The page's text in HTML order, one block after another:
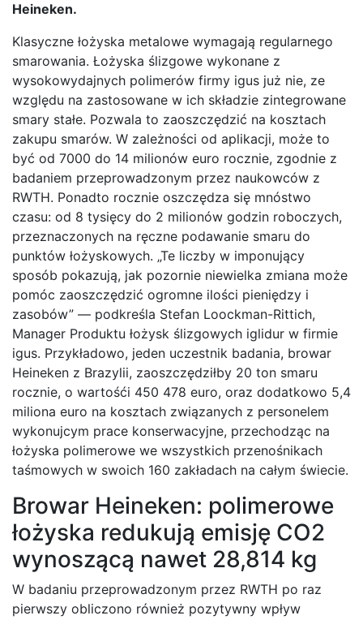
Heineken.
Klasyczne łożyska metalowe wymagają regularnego
smarowania. Łożyska ślizgowe wykonane z
wysokowydajnych polimerów firmy igus już nie, ze
względu na zastosowane w ich składzie zintegrowane
smary stałe. Pozwala to zaoszczędzić na kosztach
zakupu smarów. W zależności od aplikacji, może to
być od 7000 do 14 milionów euro rocznie, zgodnie z
badaniem przeprowadzonym przez naukowców z
RWTH. Ponadto rocznie oszczędza się mnóstwo
czasu: od 8 tysięcy do 2 milionów godzin roboczych,
przeznaczonych na ręczne podawanie smaru do
punktów łożyskowych. „Te liczby w imponujący
sposób pokazują, jak pozornie niewielka zmiana może
pomóc zaoszczędzić ogromne ilości pieniędzy i
zasobów” — podkreśla Stefan Loockman-Rittich,
Manager Produktu łożysk ślizgowych iglidur w firmie
igus. Przykładowo, jeden uczestnik badania, browar
Heineken z Brazylii, zaoszczędziłby 20 ton smaru
rocznie, o wartośći 450 478 euro, oraz dodatkowo 5,4
miliona euro na kosztach związanych z personelem
wykonujcym prace konserwacyjne, przechodząc na
łożyska polimerowe we wszystkich przenośnikach
taśmowych w swoich 160 zakładach na całym świecie.
Browar Heineken: polimerowe
łożyska redukują emisję CO2
wynoszącą nawet 28,814 kg
W badaniu przeprowadzonym przez RWTH po raz
pierwszy obliczono również pozytywny wpływ